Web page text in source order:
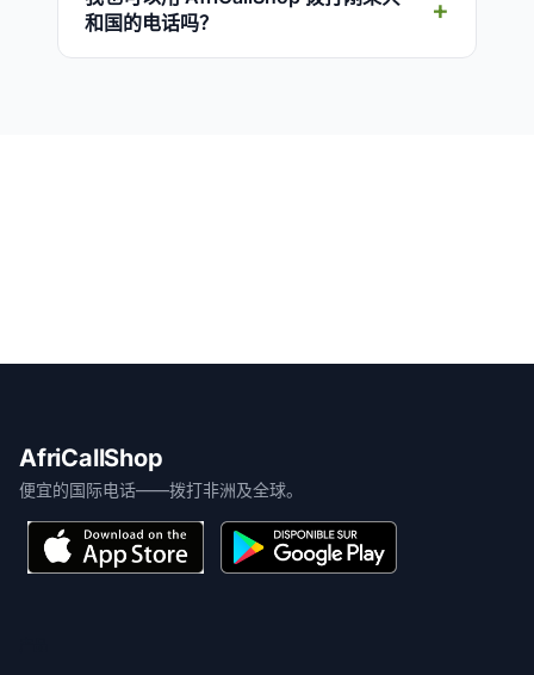
和国的电话吗？
AfriCallShop
便宜的国际电话——拨打非洲及全球。